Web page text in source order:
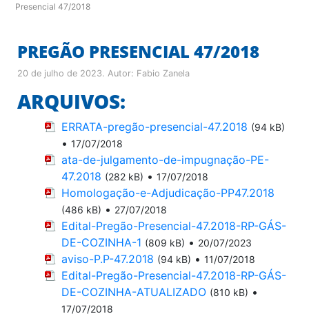
Presencial 47/2018
PREGÃO PRESENCIAL 47/2018
20 de julho de 2023. Autor: Fabio Zanela
ARQUIVOS:
ERRATA-pregão-presencial-47.2018 (94 kB)
• 17/07/2018
ata-de-julgamento-de-impugnação-PE-
47.2018 (282 kB) • 17/07/2018
Homologação-e-Adjudicação-PP47.2018
(486 kB) • 27/07/2018
Edital-Pregão-Presencial-47.2018-RP-GÁS-
DE-COZINHA-1 (809 kB) • 20/07/2023
aviso-P.P-47.2018 (94 kB) • 11/07/2018
Edital-Pregão-Presencial-47.2018-RP-GÁS-
DE-COZINHA-ATUALIZADO (810 kB) •
17/07/2018